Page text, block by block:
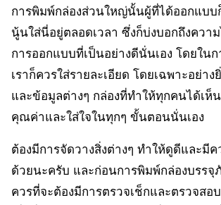
การพิมพ์กล่องส่วนใหญ่นั้นผู้ที่ได้ออกแบบ
นู้นใส่นี่อยู่ตลอดเวลา ซึ่งก็บ่งบอกถึงความ
การออกแบบที่เป็นอย่างดีนั่นเอง โดยใน
เราก็ควรใส่รายละเอียด โดยเฉพาะอย่า
และข้อมูลต่างๆ กล่องที่ทำให้ทุกคนได้เห็
คุณค่าและใส่ใจในทุกๆ ขั้นตอนนั่นเอง
ต้องมีการจัดวางสิ่งต่างๆ ทำให้ดูดีและมี
ด้วยนะครับ และก่อนการพิมพ์กล่องบรร
ควรที่จะต้องมีการตรวจเช็กและตรวจสอ